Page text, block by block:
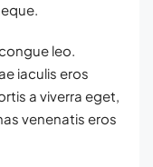
leo.
iaculis eros
a viverra eget,
venenatis eros